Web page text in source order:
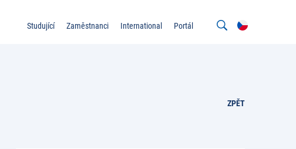
Studující Zaměstnanci International Portál
ZPĚT